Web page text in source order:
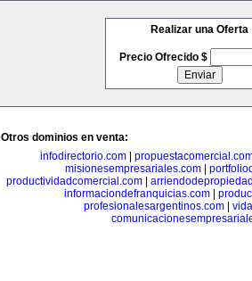
Realizar una Oferta
Precio Ofrecido $
Otros dominios en venta:
infodirectorio.com
misionesempresariales.com
productividadcomercial.com
informaciondefranquicias.com
profesionalesargentinos.com|